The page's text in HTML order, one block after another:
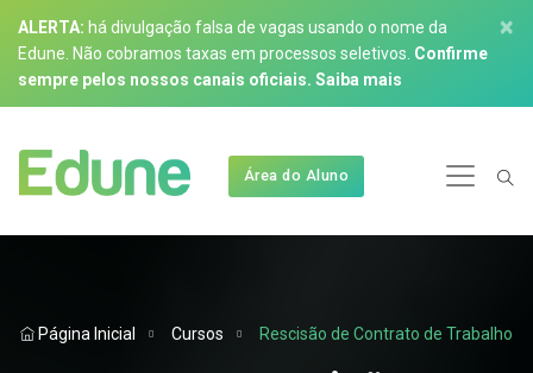
ALERTA: há divulgação falsa de vagas usando o nome da
Edune. Não cobramos taxas em processos seletivos. Confirme
sempre pelos nossos canais oficiais. Saiba mais
×
Área do Aluno
Página Inicial Cursos Rescisão de Contrato de Trabalho